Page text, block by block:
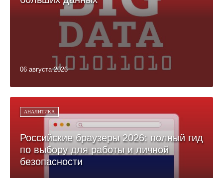
06 августа 2026
АНАЛИТИКА
Российские браузеры 2026: полный гид
по выбору для работы и личной
безопасности